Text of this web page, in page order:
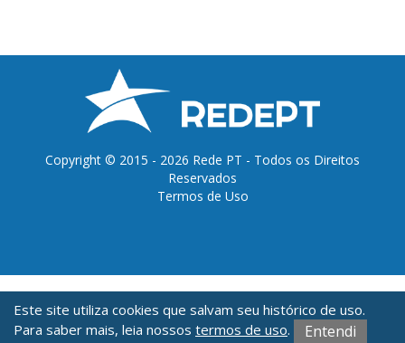
Copyright © 2015 - 2026 Rede PT - Todos os Direitos
Reservados
Termos de Uso
Exceto quando especificado em contrário e nos conteúdos replicados de outras
fontes.
Este site utiliza cookies que salvam seu histórico de uso.
Para saber mais, leia nossos termos de uso. Entendi